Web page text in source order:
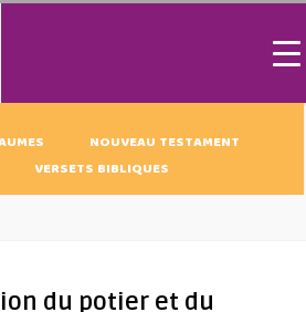
NOUVEAU TESTAMENT
VERSETS BIBLIQUES
du potier et du